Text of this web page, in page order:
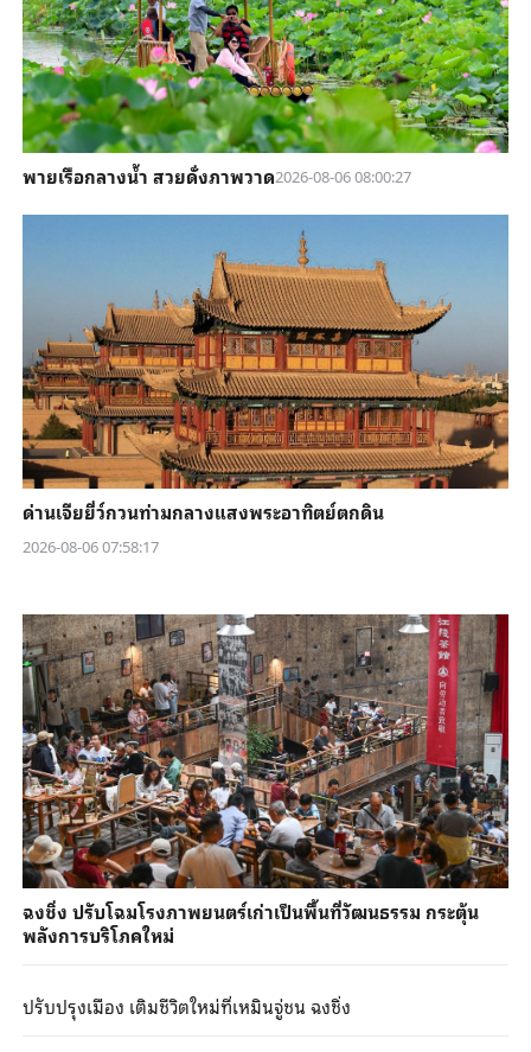
พายเรือกลางน้ำ สวยดั่งภาพวาด2026-08-06 08:00:27
ด่านเจียยี่ว์กวนท่ามกลางแสงพระอาทิตย์ตกดิน
2026-08-06 07:58:17
ฉงชิ่ง ปรับโฉมโรงภาพยนตร์เก่าเป็นพื้นที่วัฒนธรรม กระตุ้น
พลังการบริโภคใหม่
ปรับปรุงเมือง เติมชีวิตใหม่ที่เหมินจู่ชน ฉงชิ่ง